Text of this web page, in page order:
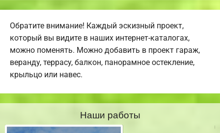
Обратите внимание! Каждый эскизный проект,
который вы видите в наших интернет-каталогах,
можно поменять. Можно добавить в проект гараж,
веранду, террасу, балкон, панорамное остекление,
крыльцо или навес.
Наши работы